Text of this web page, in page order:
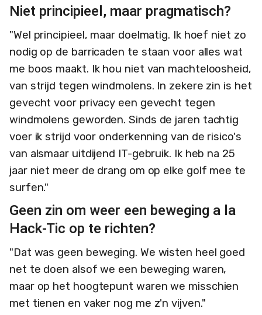
Niet principieel, maar pragmatisch?
"Wel principieel, maar doelmatig. Ik hoef niet zo
nodig op de barricaden te staan voor alles wat
me boos maakt. Ik hou niet van machteloosheid,
van strijd tegen windmolens. In zekere zin is het
gevecht voor privacy een gevecht tegen
windmolens geworden. Sinds de jaren tachtig
voer ik strijd voor onderkenning van de risico's
van alsmaar uitdijend IT-gebruik. Ik heb na 25
jaar niet meer de drang om op elke golf mee te
surfen."
Geen zin om weer een beweging a la
Hack-Tic op te richten?
"Dat was geen beweging. We wisten heel goed
net te doen alsof we een beweging waren,
maar op het hoogtepunt waren we misschien
met tienen en vaker nog me z'n vijven."